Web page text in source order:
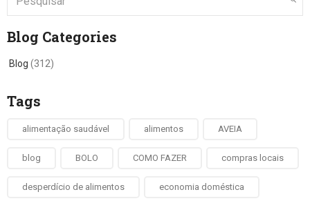
Blog Categories
Blog (312)
Tags
alimentação saudável alimentos AVEIA
blog BOLO COMO FAZER compras locais
desperdício de alimentos economia doméstica